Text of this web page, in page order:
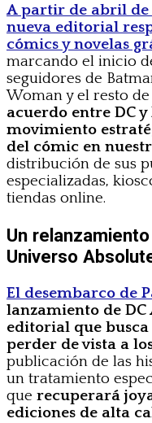
A partir de abril de
nueva editorial
cómics y novelas
marcando el inicio
seguidores de
Woman y el resto
acuerdo entre DC
movimiento
del cómic en
distribución de sus
especializadas,
tiendas online.
Un
Universo
El desembarco de
lanzamiento de
editorial que
perder de vista a
publicación de las
un tratamiento
que recuperará
ediciones de alta